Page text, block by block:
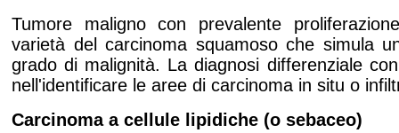
Tumore maligno con prevalente
varietà del carcinoma squamoso che simula
grado di malignità. La diagnosi differenziale
nell'identificare le aree di carcinoma in situ o
Carcinoma a cellule lipidiche (o sebaceo)